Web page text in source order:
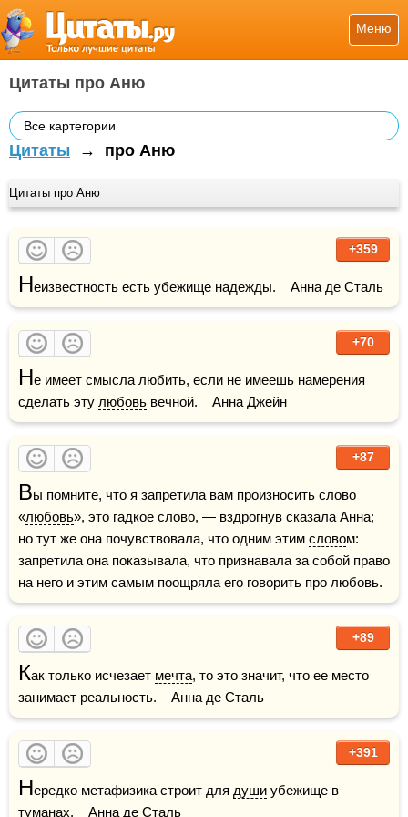
Меню
Цитаты про Аню
Все картегории
Цитаты → про Аню
Цитаты про Аню
+359
Неизвестность есть убежище надежды.    Анна де Сталь
+70
Не имеет смысла любить, если не имеешь намерения
сделать эту любовь вечной.    Анна Джейн
+87
Вы помните, что я запретила вам произносить слово
«любовь», это гадкое слово, — вздрогнув сказала Анна;
но тут же она почувствовала, что одним этим словом:
запретила она показывала, что признавала за собой право
на него и этим самым поощряла его говорить про любовь.
+89
Как только исчезает мечта, то это значит, что ее место
занимает реальность.    Анна де Сталь
+391
Нередко метафизика строит для души
туманах.    Анна де Сталь